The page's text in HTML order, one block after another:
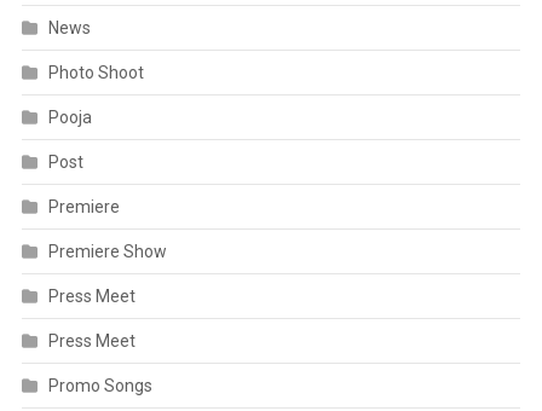
News
Photo Shoot
Pooja
Post
Premiere
Premiere Show
Press Meet
Press Meet
Promo Songs